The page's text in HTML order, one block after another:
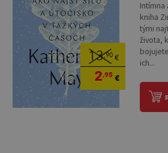
13,90€
2,95€
Intímna
kniha
tými
života,
ich...